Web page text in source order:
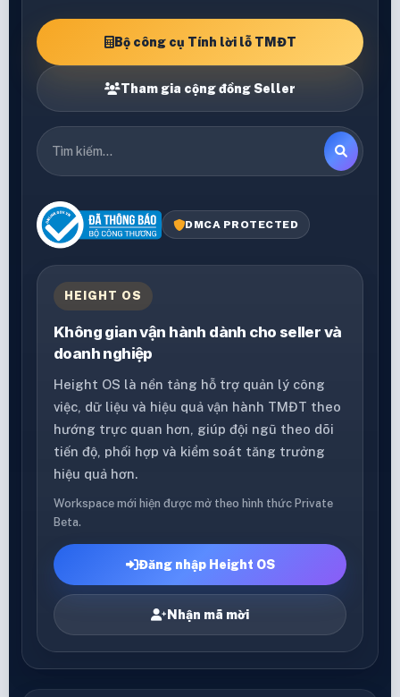
Bộ công cụ Tính lời lỗ TMĐT
Tham gia cộng đồng Seller
DMCA PROTECTED
HEIGHT OS
Không gian vận hành dành cho seller và
doanh nghiệp
Height OS là nền tảng hỗ trợ quản lý công
việc, dữ liệu và hiệu quả vận hành TMĐT theo
hướng trực quan hơn, giúp đội ngũ theo dõi
tiến độ, phối hợp và kiểm soát tăng trưởng
hiệu quả hơn.
Workspace mới hiện được mở theo hình thức Private
Beta.
Đăng nhập Height OS
Nhận mã mời